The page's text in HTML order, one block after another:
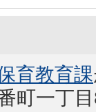
育教育課
町一丁